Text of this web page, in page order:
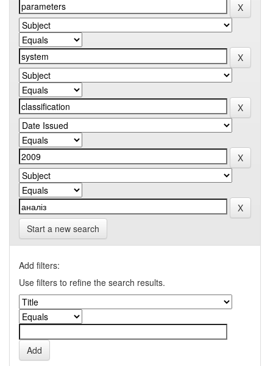
Start a new search
Add filters:
Use filters to refine the search results.